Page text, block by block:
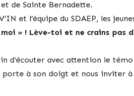
de Sainte Bernadette.
et l’équipe du SDAEP, les
» ! Lève-toi et ne crains pas
d’écouter avec attention le
porte à son doigt et nous inviter